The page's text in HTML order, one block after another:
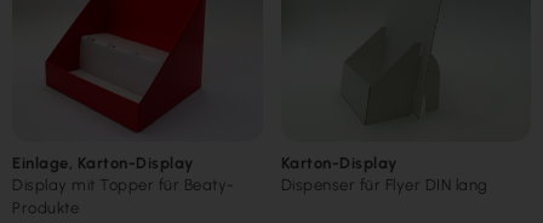
Einlage Karton-Display
Display mit Topper für Beaty-
Produkte
Karton-Display
Dispenser für Flyer DIN lang